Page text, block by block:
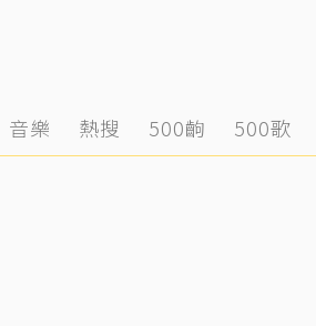
音樂 熱搜 500齣 500歌